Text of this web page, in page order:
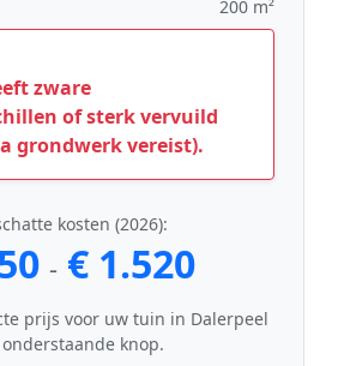
200 m²
zware
of sterk vervuild
grondwerk vereist).
kosten (2026):
- € 1.520
prijs voor uw tuin in Dalerpeel
knop.